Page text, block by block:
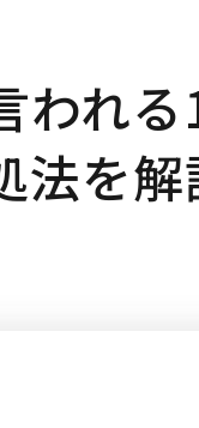
われ
法を解